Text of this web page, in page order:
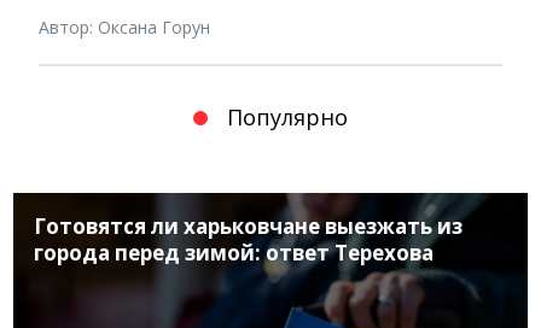
Автор: Оксана Горун
Популярно
Готовятся ли харьковчане выезжать из
города перед зимой: ответ Терехова